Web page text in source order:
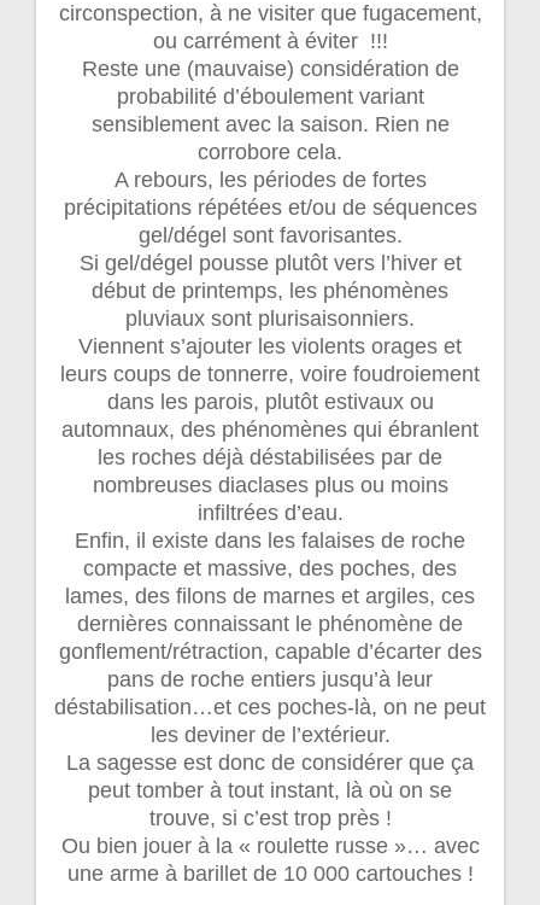
circonspection, à ne visiter que fugacement,
ou carrément à éviter !!!
Reste une (mauvaise) considération de
probabilité d’éboulement variant
sensiblement avec la saison. Rien ne
corrobore cela.
A rebours, les périodes de fortes
précipitations répétées et/ou de séquences
gel/dégel sont favorisantes.
Si gel/dégel pousse plutôt vers l’hiver et
début de printemps, les phénomènes
pluviaux sont plurisaisonniers.
Viennent s’ajouter les violents orages et
leurs coups de tonnerre, voire foudroiement
dans les parois, plutôt estivaux ou
automnaux, des phénomènes qui ébranlent
les roches déjà déstabilisées par de
nombreuses diaclases plus ou moins
infiltrées d’eau.
Enfin, il existe dans les falaises de roche
compacte et massive, des poches, des
lames, des filons de marnes et argiles, ces
dernières connaissant le phénomène de
gonflement/rétraction, capable d’écarter des
pans de roche entiers jusqu’à leur
déstabilisation…et ces poches-là, on ne peut
les deviner de l’extérieur.
La sagesse est donc de considérer que ça
peut tomber à tout instant, là où on se
trouve, si c’est trop près !
Ou bien jouer à la « roulette russe »… avec
une arme à barillet de 10 000 cartouches !